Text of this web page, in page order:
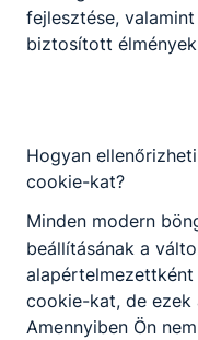
fejlesztése,
biztosított
Hogyan
cookie-kat?
Minden modern
beállításának a
cookie-kat, de ezek
Amennyiben Ön